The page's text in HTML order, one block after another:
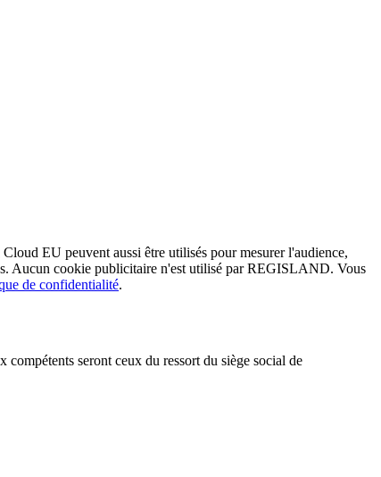
EU peuvent aussi être utilisés pour mesurer l'audience,
Aucun cookie publicitaire n'est utilisé par REGISLAND. Vous
de confidentialité.
seront ceux du ressort du siège social de